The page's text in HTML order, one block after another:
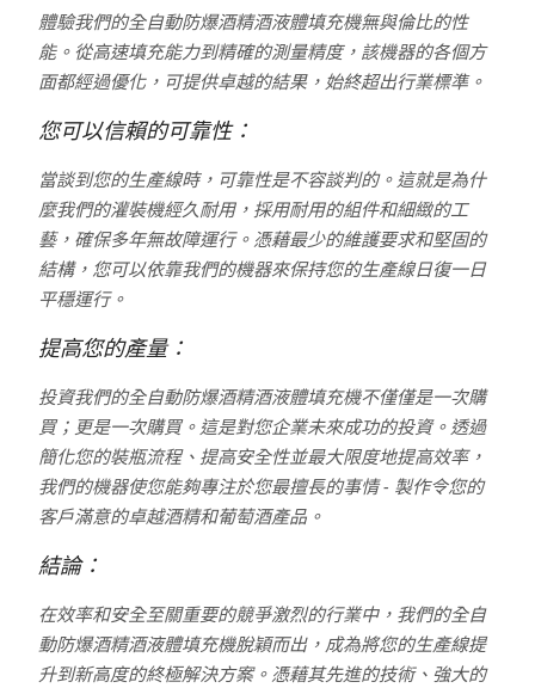
體驗我們的全自動防爆酒精酒液體填充機無與倫比的性
能。從高速填充能力到精確的測量精度，該機器的各個方
面都經過優化，可提供卓越的結果，始終超出行業標準。
您可以信賴的可靠性：
當談到您的生產線時，可靠性是不容談判的。這就是為什
麼我們的灌裝機經久耐用，採用耐用的組件和細緻的工
藝，確保多年無故障運行。憑藉最少的維護要求和堅固的
結構，您可以依靠我們的機器來保持您的生產線日復一日
平穩運行。
提高您的產量：
投資我們的全自動防爆酒精酒液體填充機不僅僅是一次購
買；更是一次購買。這是對您企業未來成功的投資。透過
簡化您的裝瓶流程、提高安全性並最大限度地提高效率，
我們的機器使您能夠專注於您最擅長的事情 - 製作令您的
客戶滿意的卓越酒精和葡萄酒產品。
結論：
在效率和安全至關重要的競爭激烈的行業中，我們的全自
動防爆酒精酒液體填充機脫穎而出，成為將您的生產線提
升到新高度的終極解決方案。憑藉其先進的技術、強大的